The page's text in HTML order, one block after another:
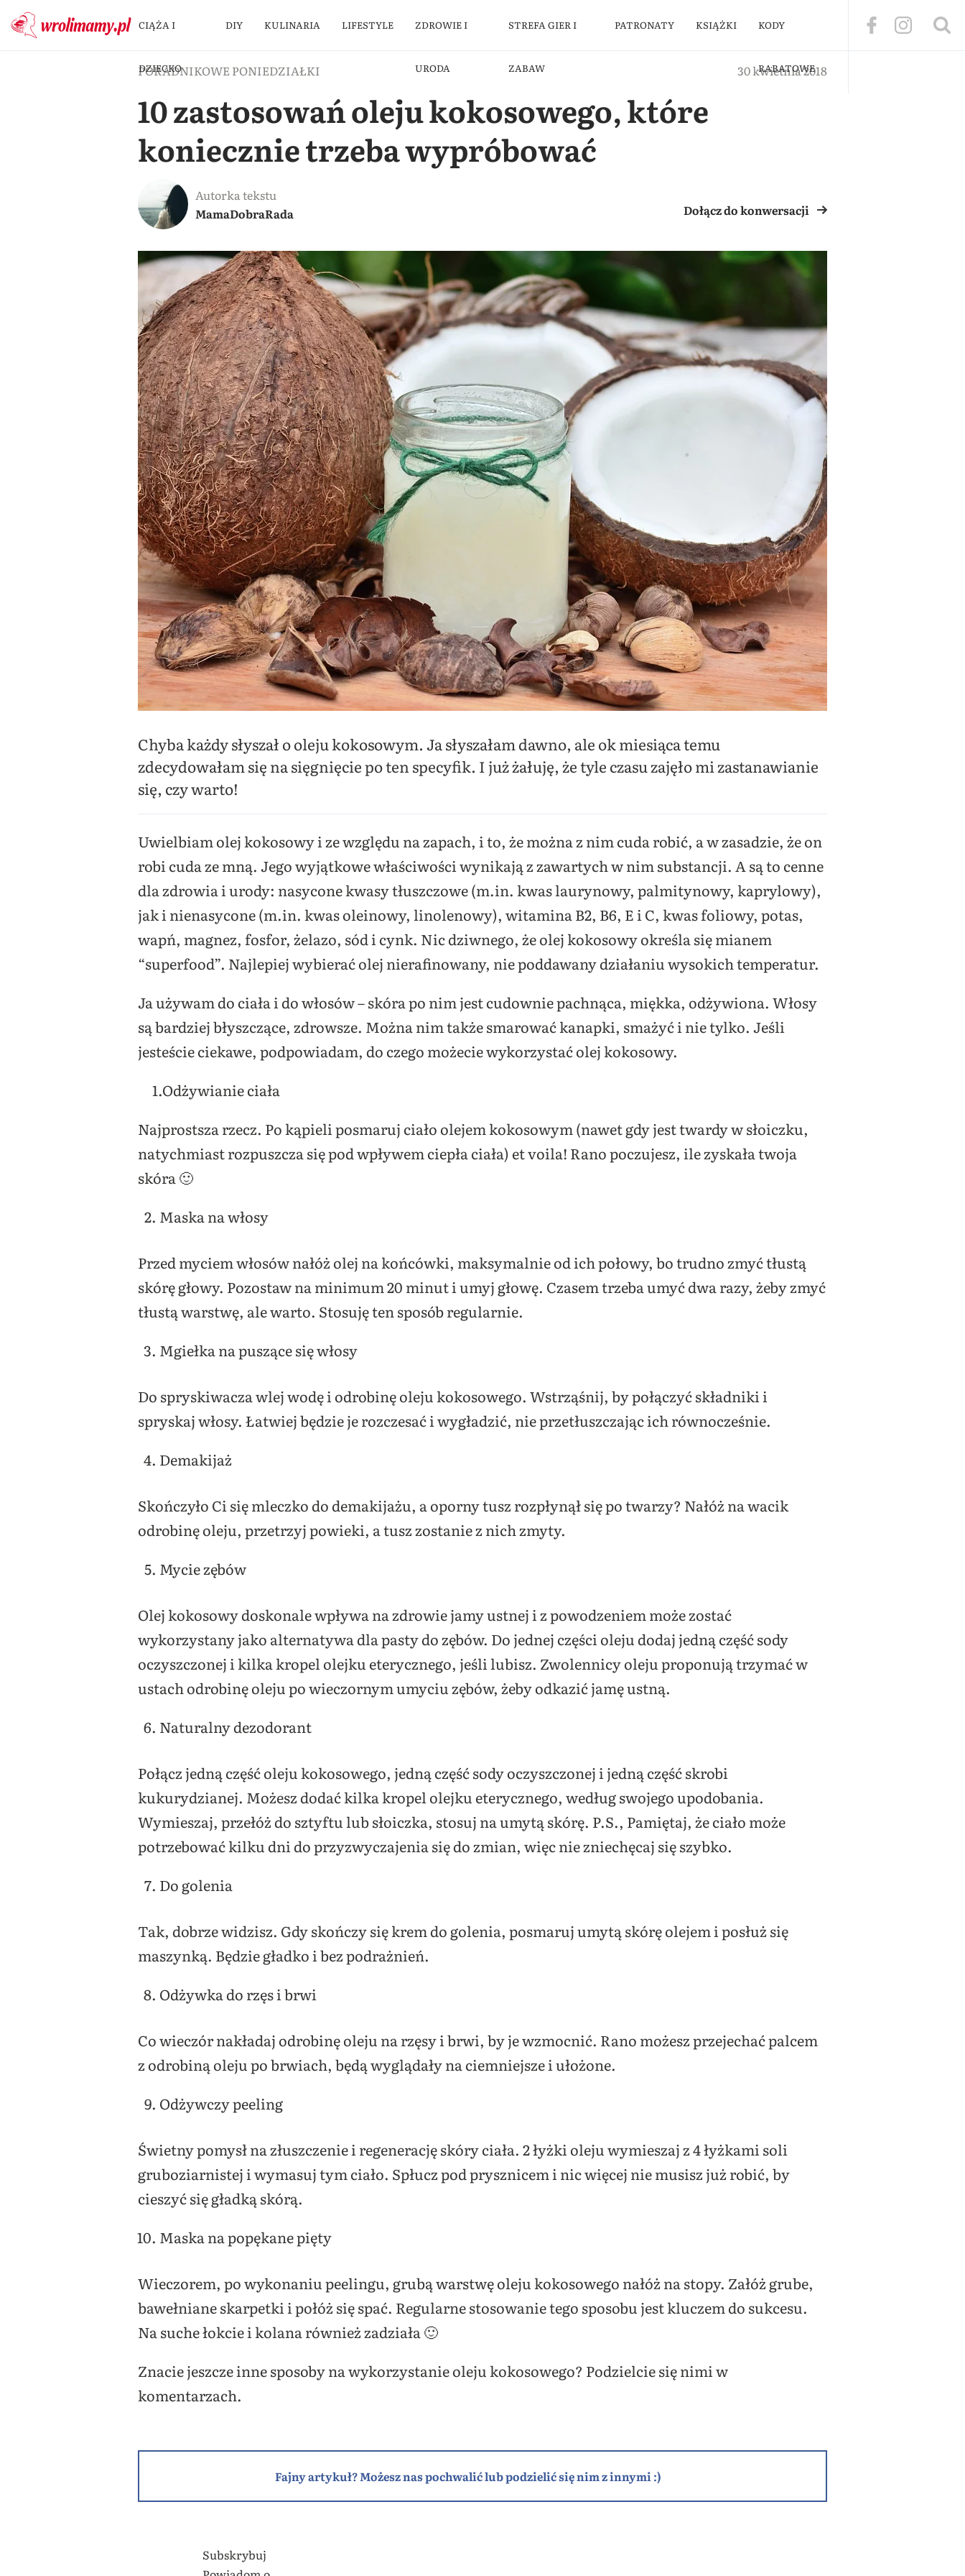
CIĄŻA I
DZIECKO
DIY KULINARIA LIFESTYLE ZDROWIE I
URODA
STREFA GIER I
ZABAW
PATRONATY KSIĄŻKI KODY
RABATOWE
PORADNIKOWE PONIEDZIAŁKI 30 kwietnia 2018
10 zastosowań oleju kokosowego, które
koniecznie trzeba wypróbować
Autorka tekstu
MamaDobraRada
Dołącz do konwersacji
Chyba każdy słyszał o oleju kokosowym. Ja słyszałam dawno, ale ok miesiąca temu
zdecydowałam się na sięgnięcie po ten specyfik. I już żałuję, że tyle czasu zajęło mi zastanawianie
się, czy warto!
Uwielbiam olej kokosowy i ze względu na zapach, i to, że można z nim cuda robić, a w zasadzie, że on
robi cuda ze mną. Jego wyjątkowe właściwości wynikają z zawartych w nim substancji. A są to cenne
dla zdrowia i urody: nasycone kwasy tłuszczowe (m.in. kwas laurynowy, palmitynowy, kaprylowy),
jak i nienasycone (m.in. kwas oleinowy, linolenowy), witamina B2, B6, E i C, kwas foliowy, potas,
wapń, magnez, fosfor, żelazo, sód i cynk. Nic dziwnego, że olej kokosowy określa się mianem
“superfood”. Najlepiej wybierać olej nierafinowany, nie poddawany działaniu wysokich temperatur.
Ja używam do ciała i do włosów – skóra po nim jest cudownie pachnąca, miękka, odżywiona. Włosy
są bardziej błyszczące, zdrowsze. Można nim także smarować kanapki, smażyć i nie tylko. Jeśli
jesteście ciekawe, podpowiadam, do czego możecie wykorzystać olej kokosowy.
1.Odżywianie ciała
Najprostsza rzecz. Po kąpieli posmaruj ciało olejem kokosowym (nawet gdy jest twardy w słoiczku,
natychmiast rozpuszcza się pod wpływem ciepła ciała) et voila! Rano poczujesz, ile zyskała twoja
skóra 🙂
Maska na włosy
Przed myciem włosów nałóż olej na końcówki, maksymalnie od ich połowy, bo trudno zmyć tłustą
skórę głowy. Pozostaw na minimum 20 minut i umyj głowę. Czasem trzeba umyć dwa razy, żeby zmyć
tłustą warstwę, ale warto. Stosuję ten sposób regularnie.
Mgiełka na puszące się włosy
Do spryskiwacza wlej wodę i odrobinę oleju kokosowego. Wstrząśnij, by połączyć składniki i
spryskaj włosy. Łatwiej będzie je rozczesać i wygładzić, nie przetłuszczając ich równocześnie.
Demakijaż
Skończyło Ci się mleczko do demakijażu, a oporny tusz rozpłynął się po twarzy? Nałóż na wacik
odrobinę oleju, przetrzyj powieki, a tusz zostanie z nich zmyty.
Mycie zębów
Olej kokosowy doskonale wpływa na zdrowie jamy ustnej i z powodzeniem może zostać
wykorzystany jako alternatywa dla pasty do zębów. Do jednej części oleju dodaj jedną część sody
oczyszczonej i kilka kropel olejku eterycznego, jeśli lubisz. Zwolennicy oleju proponują trzymać w
ustach odrobinę oleju po wieczornym umyciu zębów, żeby odkazić jamę ustną.
Naturalny dezodorant
Połącz jedną część oleju kokosowego, jedną część sody oczyszczonej i jedną część skrobi
kukurydzianej. Możesz dodać kilka kropel olejku eterycznego, według swojego upodobania.
Wymieszaj, przełóż do sztyftu lub słoiczka, stosuj na umytą skórę. P.S., Pamiętaj, że ciało może
potrzebować kilku dni do przyzwyczajenia się do zmian, więc nie zniechęcaj się szybko.
Do golenia
Tak, dobrze widzisz. Gdy skończy się krem do golenia, posmaruj umytą skórę olejem i posłuż się
maszynką. Będzie gładko i bez podrażnień.
Odżywka do rzęs i brwi
Co wieczór nakładaj odrobinę oleju na rzęsy i brwi, by je wzmocnić. Rano możesz przejechać palcem
z odrobiną oleju po brwiach, będą wyglądały na ciemniejsze i ułożone.
Odżywczy peeling
Świetny pomysł na złuszczenie i regenerację skóry ciała. 2 łyżki oleju wymieszaj z 4 łyżkami soli
gruboziarnistej i wymasuj tym ciało. Spłucz pod prysznicem i nic więcej nie musisz już robić, by
cieszyć się gładką skórą.
Maska na popękane pięty
Wieczorem, po wykonaniu peelingu, grubą warstwę oleju kokosowego nałóż na stopy. Załóż grube,
bawełniane skarpetki i połóż się spać. Regularne stosowanie tego sposobu jest kluczem do sukcesu.
Na suche łokcie i kolana również zadziała 🙂
Znacie jeszcze inne sposoby na wykorzystanie oleju kokosowego? Podzielcie się nimi w
komentarzach.
Fajny artykuł? Możesz nas pochwalić lub podzielić się nim z innymi :)
Subskrybuj